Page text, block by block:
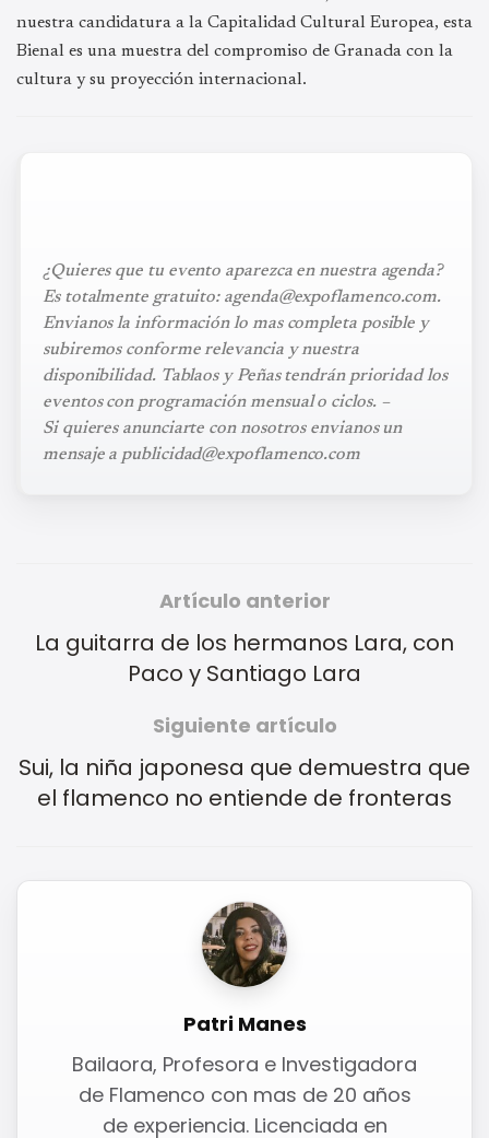
nuestra candidatura a la Capitalidad Cultural Europea, esta
Bienal es una muestra del compromiso de Granada con la
cultura y su proyección internacional.
¿Quieres que tu evento aparezca en nuestra agenda?
Es totalmente gratuito: agenda@expoflamenco.com.
Envianos la información lo mas completa posible y
subiremos conforme relevancia y nuestra
disponibilidad. Tablaos y Peñas tendrán prioridad los
eventos con programación mensual o ciclos. –
Si quieres anunciarte con nosotros envianos un
mensaje a publicidad@expoflamenco.com
Artículo anterior
La guitarra de los hermanos Lara, con
Paco y Santiago Lara
Siguiente artículo
Sui, la niña japonesa que demuestra que
el flamenco no entiende de fronteras
Patri Manes
Bailaora, Profesora e Investigadora
de Flamenco con mas de 20 años
de experiencia. Licenciada en